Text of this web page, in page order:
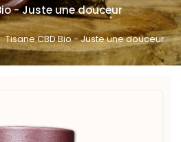
- Juste une douceur
Tisane CBD Bio - Juste une douceur